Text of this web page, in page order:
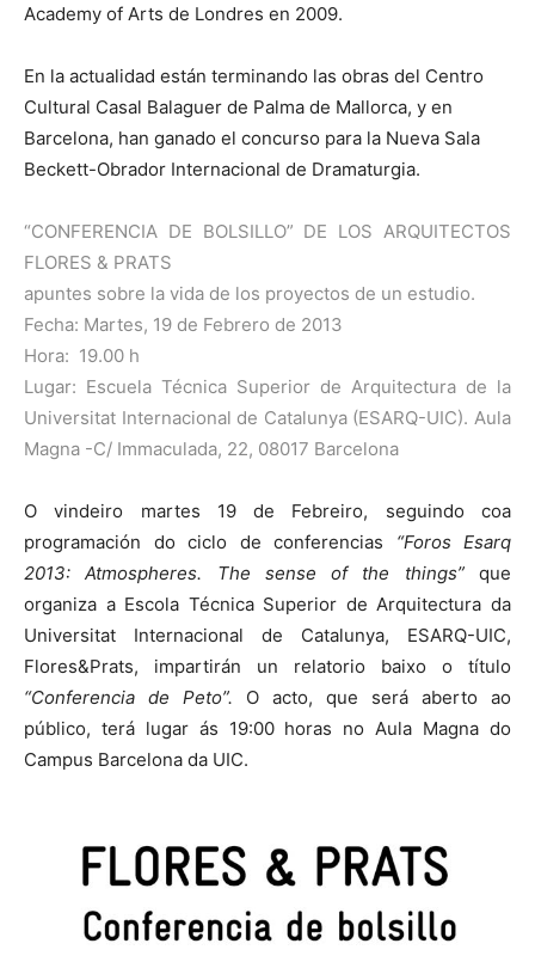
Academy of Arts de Londres en 2009.
En la actualidad están terminando las obras del Centro
Cultural Casal Balaguer de Palma de Mallorca, y en
Barcelona, han ganado el concurso para la Nueva Sala
Beckett-Obrador Internacional de Dramaturgia.
“CONFERENCIA DE BOLSILLO” DE LOS ARQUITECTOS
FLORES & PRATS
apuntes sobre la vida de los proyectos de un estudio.
Fecha: Martes, 19 de Febrero de 2013
Hora: 19.00 h
Lugar: Escuela Técnica Superior de Arquitectura de la
Universitat Internacional de Catalunya (ESARQ-UIC). Aula
Magna -C/ Immaculada, 22, 08017 Barcelona
O vindeiro martes 19 de Febreiro, seguindo coa
programación do ciclo de conferencias “Foros Esarq
2013: Atmospheres. The sense of the things”que
organiza a Escola Técnica Superior de Arquitectura da
Universitat Internacional de Catalunya, ESARQ-UIC,
Flores&Prats, impartirán un relatorio baixo o título
“Conferencia de Peto”. O acto, que será aberto ao
público, terá lugar ás 19:00 horas no Aula Magna do
Campus Barcelona da UIC.